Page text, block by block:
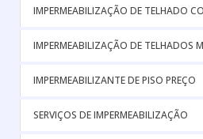
IMPERMEABILIZAÇÃO DE TELHADO
IMPERMEABILIZAÇÃO DE TELHADOS
IMPERMEABILIZANTE DE PISO PREÇO
SERVIÇOS DE IMPERMEABILIZAÇÃO